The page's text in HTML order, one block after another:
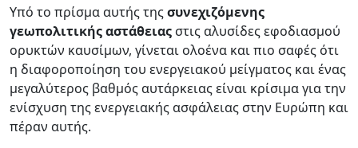
Υπό το πρίσμα αυτής τηςσυνεχιζόμενης
γεωπολιτικής αστάθειας στις αλυσίδες εφοδιασμού
ορυκτών καυσίμων, γίνεται ολοένα και πιο σαφές ότι
η διαφοροποίηση του ενεργειακού μείγματος και ένας
μεγαλύτερος βαθμός αυτάρκειας είναι κρίσιμα για την
ενίσχυση της ενεργειακής ασφάλειας στην Ευρώπη και
πέραν αυτής.